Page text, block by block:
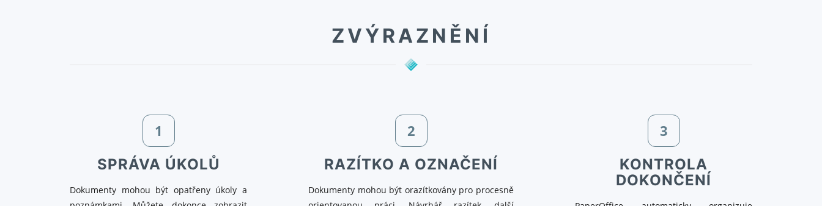
ZVÝRAZNĚNÍ
1
SPRÁVA ÚKOLŮ
Dokumenty mohou být opatřeny úkoly a
2
RAZÍTKO A OZNAČENÍ
Dokumenty mohou být orazítkovány pro procesně
3
KONTROLA
DOKONČENÍ